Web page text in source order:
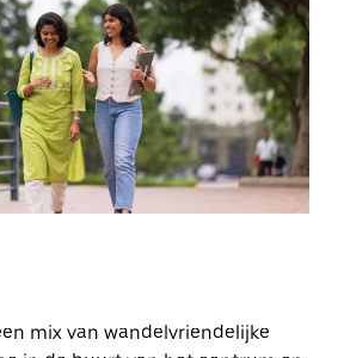
mix van wandelvriendelijke